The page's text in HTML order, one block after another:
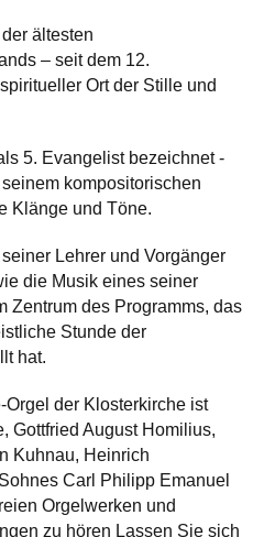
ältesten
– seit dem 12.
Ort der Stille und
5. Evangelist bezeichnet -
kompositorischen
Klänge und Töne.
Lehrer und Vorgänger
die Musik eines seiner
Zentrum des Programms, das
Stunde der
hat.
der Klosterkirche ist
Gottfried August Homilius,
Kuhnau, Heinrich
Carl Philipp Emanuel
Orgelwerken und
zu hören Lassen Sie sich